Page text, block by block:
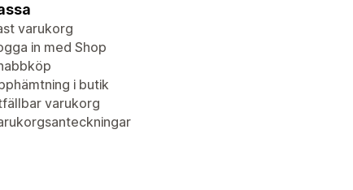
varukorg
in med Shop
i butik
varukorg